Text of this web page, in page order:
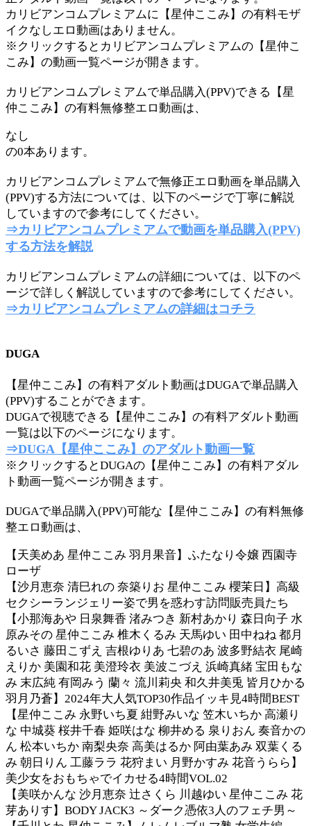
カリビアンコムプレミアムに【星仲ここみ】の有料モザ
イクなしエロ動画はありません。
※クリックするとカリビアンコムプレミアムの【星仲こ
こみ】の動画一覧ページが開きます。
カリビアンコムプレミアムで単品購入(PPV)できる【星
仲ここみ】の有料無修整エロ動画は、
なし
の0本あります。
カリビアンコムプレミアムで無修正エロ動画を単品購入
(PPV)する方法については、以下のページで丁寧に解説
していますので参考にしてください。
⇒カリビアンコムプレミアムで動画を単品購入(PPV)
する方法を解説
カリビアンコムプレミアムの詳細については、以下のペ
ージで詳しく解説していますので参考にしてください。
⇒カリビアンコムプレミアムの詳細はコチラ
DUGA
【星仲ここみ】の有料アダルト動画はDUGAで単品購入
(PPV)することができます。
DUGAで視聴できる【星仲ここみ】の有料アダルト動画
一覧は以下のページになります。
⇒DUGA【星仲ここみ】のアダルト動画一覧
※クリックするとDUGAの【星仲ここみ】の有料アダル
ト動画一覧ページが開きます。
DUGAで単品購入(PPV)可能な【星仲ここみ】の有料無修
整エロ動画は、
【天美めあ 星仲ここみ 羽月果音】ふたなり令嬢 西園寺
ローザ
【沙月恵奈 清巳れの 奈築りお 星仲ここみ 櫻茉日】高級
セクシーランジェリー姿で男を惑わす訪問販売員たち
【小那海あや 日泉舞香 渚みつき 新村あかり 森日向子 水
原みその 星仲ここみ 椎木くるみ 天馬ゆい 田中ねね 都月
るいさ 藤田こずえ 吉根ゆりあ 七碧のあ 波多野結衣 尾崎
えりか 美園和花 美澄玲衣 美波こづえ 浜崎真緒 宝田もな
み 末広純 有岡みう 蘭々 流川莉央 和久井美兎 皆月ひかる
羽月乃蒼】2024年大人気TOP30作品イッキ見4時間BEST
【星仲ここみ 永野いち夏 紺野みいな 笠木いちか 高瀬り
な 中城葵 桜井千春 姫咲はな 柳井める 泉りおん 奏音かの
ん 松本いちか 南梨央奈 高美はるか 阿由葉あみ 双葉くる
み 朝日りん 工藤ララ 花狩まい 月野かすみ 花音うらら】
美少女をおもちゃでイカせる4時間VOL.02
【美咲かんな 沙月恵奈 辻さくら 川越ゆい 星仲ここみ 花
芽ありす】BODY JACK3 ～ダーク憑依3人のフェチ男～